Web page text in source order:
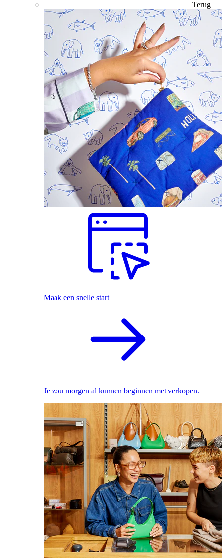
Terug
Maak een snelle start
Je zou morgen al kunnen beginnen met verkopen.